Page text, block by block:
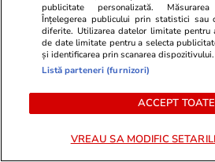
Cum coci vinetele la bloc, fără
să umpli casa de fum
publicitate personalizată.
Înțelegerea publicului prin statistici
diferite. Utilizarea datelor limitate pentru
de date limitate pentru a selecta
și identificarea prin scanarea dispozitivului.
Listă parteneri (furnizori)
ACCEPT TOATE
VREAU SA MODIFIC